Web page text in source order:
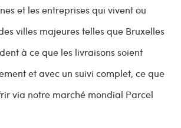
et les entreprises qui vivent ou
villes majeures telles que Bruxelles
à ce que les livraisons soient
et avec un suivi complet, ce que
via notre marché mondial Parcel